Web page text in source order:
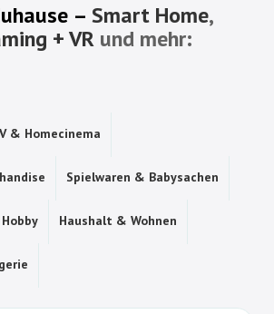
– Smart Home,
+ VR und mehr:
& Homecinema
Spielwaren & Babysachen
Haushalt & Wohnen